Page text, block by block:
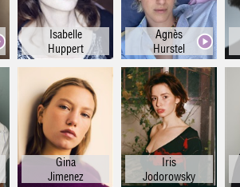
Isabelle
Huppert
Agnès
Hurstel
Gina
Jimenez
Iris
Jodorowsky